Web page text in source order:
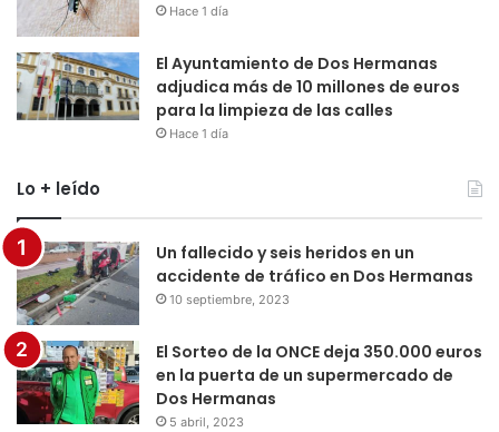
Hace 1 día
El Ayuntamiento de Dos Hermanas
adjudica más de 10 millones de euros
para la limpieza de las calles
Hace 1 día
Lo + leído
Un fallecido y seis heridos en un
accidente de tráfico en Dos Hermanas
10 septiembre, 2023
El Sorteo de la ONCE deja 350.000 euros
en la puerta de un supermercado de
Dos Hermanas
5 abril, 2023